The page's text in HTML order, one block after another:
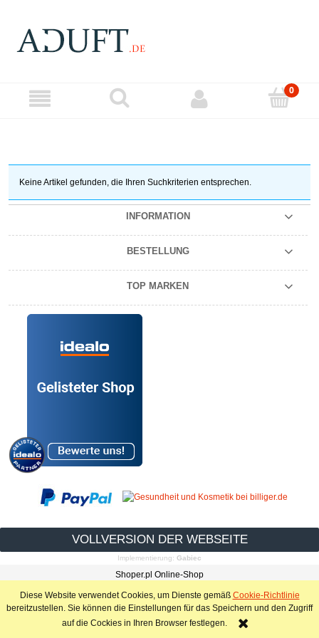
Diese Website verwendet Cookies, um Dienste gemäß Cookie-Richtlinie
bereitzustellen. Sie können die Einstellungen für das Speichern und den Zugriff
auf die Cockies in Ihren Browser festlegen.
Keine Artikel gefunden, die Ihren Suchkriterien entsprechen.
INFORMATION
BESTELLUNG
TOP MARKEN
VOLLVERSION DER WEBSEITE
Implementierung: Gabiec
Shoper.pl Online-Shop